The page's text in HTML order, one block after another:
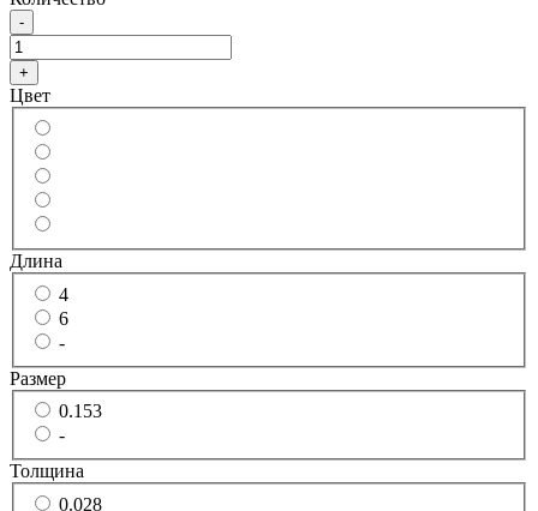
-
+
Цвет
Длина
4
6
-
Размер
0.153
-
Толщина
0.028